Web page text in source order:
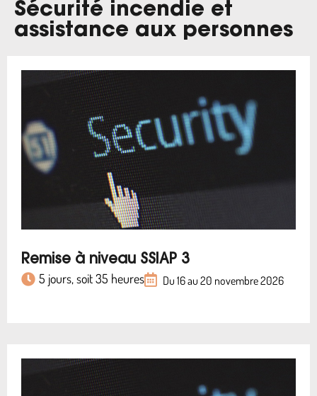
Sécurité incendie et
assistance aux personnes
Remise à niveau SSIAP 3
5 jours, soit 35 heures Du 16 au 20 novembre 2026